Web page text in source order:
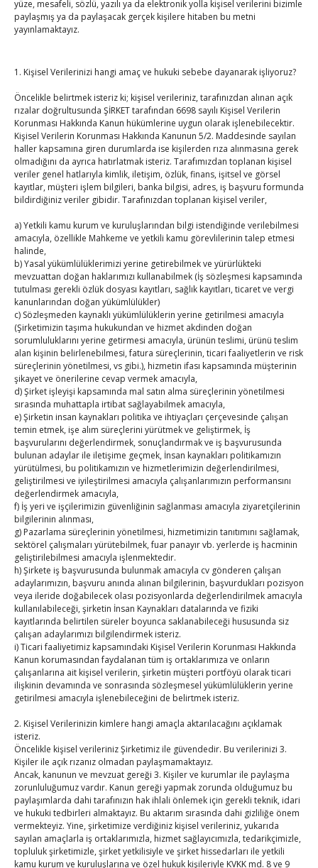
yüze, mesafeli, sözlü, yazılı ya da elektronik yolla kişisel verilerini bizimle
paylaşmış ya da paylaşacak gerçek kişilere hitaben bu metni
yayınlamaktayız.
1. Kişisel Verilerinizi hangi amaç ve hukuki sebebe dayanarak işliyoruz?
Öncelikle belirtmek isteriz ki; kişisel verileriniz, tarafınızdan alınan açık
rızalar doğrultusunda ŞİRKET tarafından 6698 sayılı Kişisel Verilerin
Korunması Hakkında Kanun hükümlerine uygun olarak işlenebilecektir.
Kişisel Verilerin Korunması Hakkında Kanunun 5/2. Maddesinde sayılan
haller kapsamına giren durumlarda ise kişilerden rıza alınmasına gerek
olmadığını da ayrıca hatırlatmak isteriz. Tarafımızdan toplanan kişisel
veriler genel hatlarıyla kimlik, iletişim, özlük, finans, işitsel ve görsel
kayıtlar, müşteri işlem bilgileri, banka bilgisi, adres, iş başvuru formunda
bildirdiğiniz veriler gibidir. Tarafınızdan toplanan kişisel veriler,
a) Yetkili kamu kurum ve kuruluşlarından bilgi istendiğinde verilebilmesi
amacıyla, özellikle Mahkeme ve yetkili kamu görevlilerinin talep etmesi
halinde,
b) Yasal yükümlülüklerimizi yerine getirebilmek ve yürürlükteki
mevzuattan doğan haklarımızı kullanabilmek (İş sözleşmesi kapsamında
tutulması gerekli özlük dosyası kayıtları, sağlık kayıtları, ticaret ve vergi
kanunlarından doğan yükümlülükler)
c) Sözleşmeden kaynaklı yükümlülüklerin yerine getirilmesi amacıyla
(Şirketimizin taşıma hukukundan ve hizmet akdinden doğan
sorumluluklarını yerine getirmesi amacıyla, ürünün teslimi, ürünü teslim
alan kişinin belirlenebilmesi, fatura süreçlerinin, ticari faaliyetlerin ve risk
süreçlerinin yönetilmesi, vs gibi.), hizmetin ifası kapsamında müşterinin
şikayet ve önerilerine cevap vermek amacıyla,
d) Şirket işleyişi kapsamında mal satın alma süreçlerinin yönetilmesi
sırasında muhattapla irtibat sağlayabilmek amacıyla,
e) Şirketin insan kaynakları politika ve ihtiyaçları çerçevesinde çalışan
temin etmek, işe alım süreçlerini yürütmek ve geliştirmek, İş
başvurularını değerlendirmek, sonuçlandırmak ve iş başvurusunda
bulunan adaylar ile iletişime geçmek, İnsan kaynakları politikamızın
yürütülmesi, bu politikamızın ve hizmetlerimizin değerlendirilmesi,
geliştirilmesi ve iyileştirilmesi amacıyla çalışanlarımızın performansını
değerlendirmek amacıyla,
f) İş yeri ve işçilerimizin güvenliğinin sağlanması amacıyla ziyaretçilerinin
bilgilerinin alınması,
g) Pazarlama süreçlerinin yönetilmesi, hizmetimizin tanıtımını sağlamak,
sektörel çalışmaları yürütebilmek, fuar panayır vb. yerlerde iş hacminin
geliştirilebilmesi amacıyla işlenmektedir.
h) Şirkete iş başvurusunda bulunmak amacıyla cv gönderen çalışan
adaylarımızın, başvuru anında alınan bilgilerinin, başvurdukları pozisyon
veya ileride doğabilecek olası pozisyonlarda değerlendirilmek amacıyla
kullanılabileceği, şirketin İnsan Kaynakları datalarında ve fiziki
kayıtlarında belirtilen süreler boyunca saklanabileceği hususunda siz
çalışan adaylarımızı bilgilendirmek isteriz.
i) Ticari faaliyetimiz kapsamındaki Kişisel Verilerin Korunması Hakkında
Kanun korumasından faydalanan tüm iş ortaklarımıza ve onların
çalışanlarına ait kişisel verilerin, şirketin müşteri portföyü olarak ticari
ilişkinin devamında ve sonrasında sözleşmesel yükümlülüklerin yerine
getirilmesi amacıyla işlenebileceğini de belirtmek isteriz.
2. Kişisel Verilerinizin kimlere hangi amaçla aktarılacağını açıklamak
isteriz.
Öncelikle kişisel verileriniz Şirketimiz ile güvendedir. Bu verilerinizi 3.
Kişiler ile açık rızanız olmadan paylaşmamaktayız.
Ancak, kanunun ve mevzuat gereği 3. Kişiler ve kurumlar ile paylaşma
zorunluluğumuz vardır. Kanun gereği yapmak zorunda olduğumuz bu
paylaşımlarda dahi tarafınızın hak ihlali önlemek için gerekli teknik, idari
ve hukuki tedbirleri almaktayız. Bu aktarım sırasında dahi gizliliğe önem
vermekteyiz. Yine, şirketimize verdiğiniz kişisel verileriniz, yukarıda
sayılan amaçlarla iş ortaklarımızla, hizmet sağlayıcımızla, tedarikçimizle,
topluluk şirketimizle, şirket yetkilisiyle ve şirket hissedarları ile yetkili
kamu kurum ve kuruluşlarına ve özel hukuk kişileriyle KVKK md. 8 ve 9
TOBB Son Yazılar
Kahramanmaraş Ticaret ve Sanayi Odası’nın yeni
binası hizmete açıldı
By TUTSOon Ağu 5, 2026
Diren ailesine taziye ziyareti
ByTUTSOon Ağu 4, 2026
Hisarcıklıoğlu, Ardahan Üniversitesi Rektörü Prof. Dr.
Emiroğlu’nu kabul etti
ByTUTSOon Ağu 4, 2026
Hisarcıklıoğlu Muğla İl/İlçe Oda / Borsa Meclis Üyeleri
ile buluştu
ByTUTSOon Ağu 2, 2026
Hisarcıklıoğlu Muğla Ticaret Borsası’nı ziyaret etti
ByTUTSOon Ağu 1, 2026
Ağustos 2026
P
S Ç P C C
P
3
4 5 6 7 8
9
10
11 12 13 14 15
16
17
18 19 20 22
23
24
25 26 27 28 29
30
31
« Tem
E-BÜLTEN
Kasaba Ekonomi Dergisi
TOBB HABER
TUTSO İktisadi Durum Raporu
Kahramanmaraş Ticaret ve Sanayi Odası’nın yeni
binası hizmete açıldı
Diren ailesine taziye ziyareti